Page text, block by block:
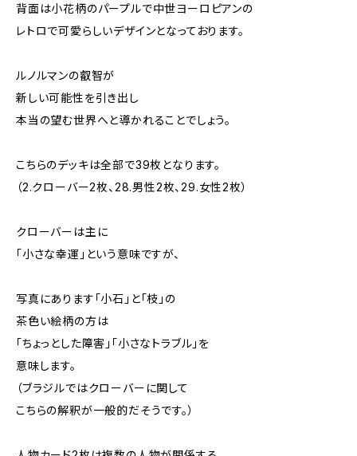
背面は小花柄のパープルで中世ヨーロピアンの
レトロで可愛らしいデザインとなっております。
ルノルマンの叡智が
新しい可能性を引き出し
本当の望む世界へと導かれることでしょう。
こちらのデッキは全部で39枚となります。
（2.クローバー2枚、28.男性2枚、29.女性2枚）
クローバーは主に
「小さな幸運」という意味ですが、
写真にあります「小石」と「枝」の
茶色い絵柄の方は
「ちょっとした障害」「小さなトラブル」を
意味します。
（ブラジルではクローバーに関して
こちらの解釈が一般的だそうです。）